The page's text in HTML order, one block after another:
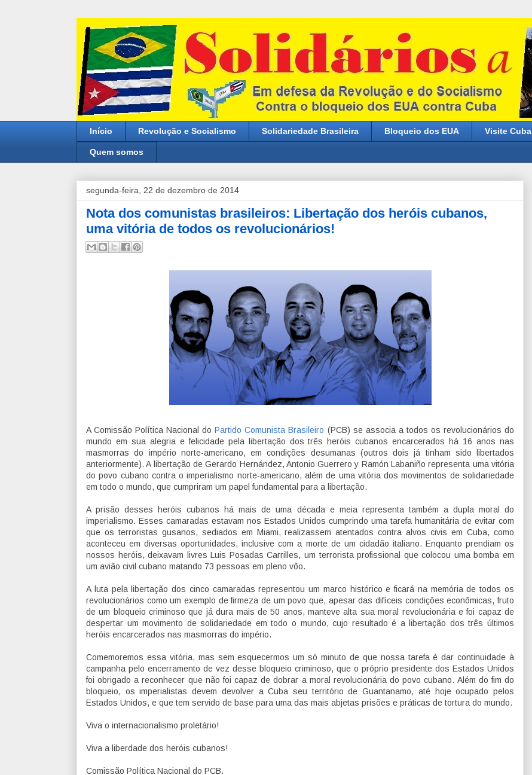
Início Revolução e Socialismo Solidariedade Brasileira Bloqueio dos EUA Visite Cuba
Quem somos
segunda-feira, 22 de dezembro de 2014
Nota dos comunistas brasileiros: Libertação dos heróis cubanos,
uma vitória de todos os revolucionários!
A Comissão Política Nacional doPartido Comunista Brasileiro (PCB) se associa a todos os revolucionários do
mundo em sua alegria e felicidade pela libertação dos três heróis cubanos encarcerados há 16 anos nas
masmorras do império norte-americano, em condições desumanas (outros dois já tinham sido libertados
anteriormente). A libertação de Gerardo Hernández, Antonio Guerrero y Ramón Labaniño representa uma vitória
do povo cubano contra o imperialismo norte-americano, além de uma vitória dos movimentos de solidariedade
em todo o mundo, que cumpriram um papel fundamental para a libertação.
A prisão desses heróis cubanos há mais de uma década e meia representa também a dupla moral do
imperialismo. Esses camaradas estavam nos Estados Unidos cumprindo uma tarefa humanitária de evitar com
que os terroristas gusanos, sediados em Miami, realizassem atentados contra alvos civis em Cuba, como
aconteceu em diversas oportunidades, inclusive com a morte de um cidadão italiano. Enquanto prendiam os
nossos heróis, deixavam livres Luis Posadas Carrilles, um terrorista profissional que colocou uma bomba em
um avião civil cubano matando 73 pessoas em pleno vôo.
A luta pela libertação dos cinco camaradas representou um marco histórico e ficará na memória de todos os
revolucionários como um exemplo de firmeza de um povo que, apesar das difíceis condições econômicas, fruto
de um bloqueio criminoso que já dura mais de 50 anos, manteve alta sua moral revolucionária e foi capaz de
despertar um movimento de solidariedade em todo o mundo, cujo resultado é a libertação dos três últimos
heróis encarcerados nas masmorras do império.
Comemoremos essa vitória, mas sem esquecermos um só minuto de que nossa tarefa é dar continuidade à
campanha pelo encerramento de vez desse bloqueio criminoso, que o próprio presidente dos Estados Unidos
foi obrigado a reconhecer que não foi capaz de dobrar a moral revolucionária do povo cubano. Além do fim do
bloqueio, os imperialistas devem devolver a Cuba seu território de Guantanamo, até hoje ocupado pelos
Estados Unidos, e que tem servido de base para uma das mais abjetas prisões e práticas de tortura do mundo.
Viva o internacionalismo proletário!
Viva a liberdade dos heróis cubanos!
Comissão Política Nacional do PCB.